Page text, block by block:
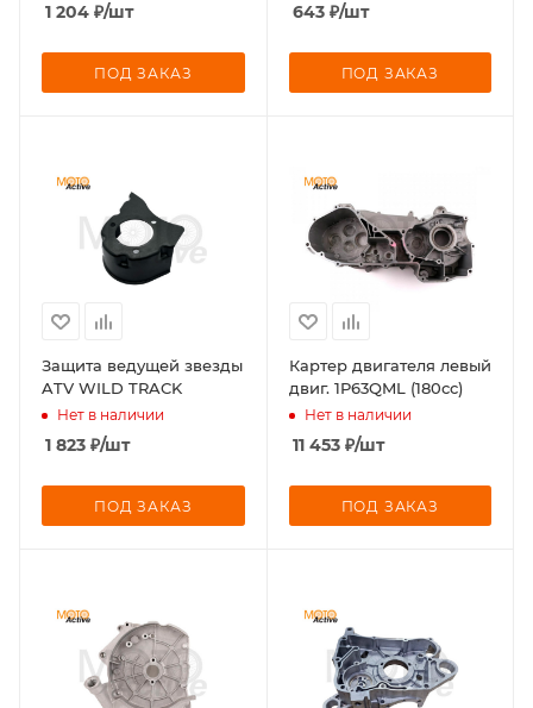
1 204 ₽/шт
ПОД ЗАКАЗ
643₽/шт
ПОД ЗАКАЗ
Защита ведущей звезды
ATV WILD TRACK
Нет в наличии
1 823 ₽/шт
ПОД ЗАКАЗ
Картер двигателя левый
двиг. 1P63QML (180cc)
Нет в наличии
11 453₽/шт
ПОД ЗАКАЗ